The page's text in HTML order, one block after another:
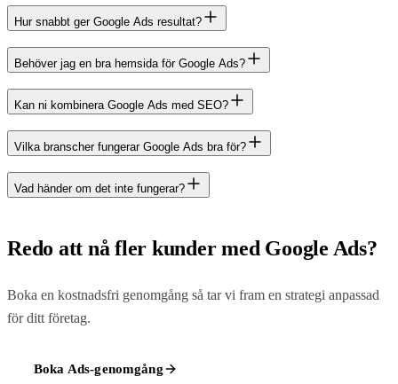
Hur snabbt ger Google Ads resultat?
Behöver jag en bra hemsida för Google Ads?
Kan ni kombinera Google Ads med SEO?
Vilka branscher fungerar Google Ads bra för?
Vad händer om det inte fungerar?
Redo att nå fler kunder med Google Ads?
Boka en kostnadsfri genomgång så tar vi fram en strategi anpassad
för ditt företag.
Boka Ads-genomgång